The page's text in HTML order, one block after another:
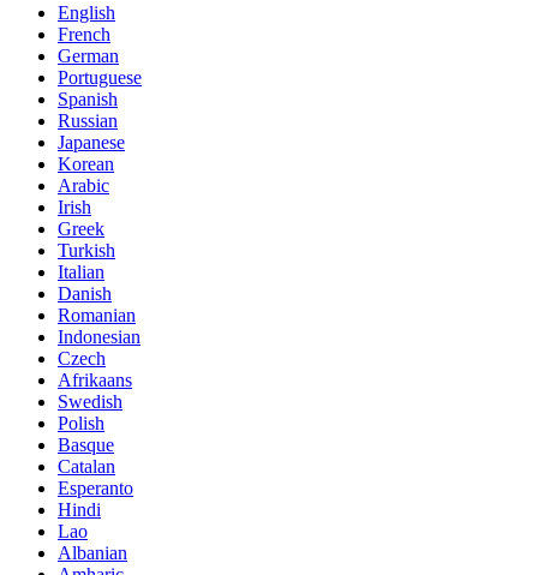
English
French
German
Portuguese
Spanish
Russian
Japanese
Korean
Arabic
Irish
Greek
Turkish
Italian
Danish
Romanian
Indonesian
Czech
Afrikaans
Swedish
Polish
Basque
Catalan
Esperanto
Hindi
Lao
Albanian